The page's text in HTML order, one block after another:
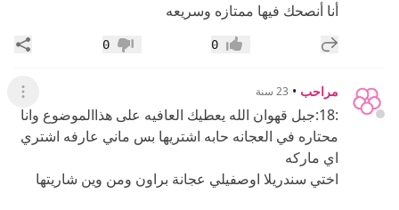
أنا أنصحك فيها ممتازه وسريعه
إضافة رد جديد إعجاب0 عدم إعجاب
0
مراحب • 23 سنة عرض
:18:جبل قهوان الله يعطيك العافيه على هذاالموضوع وانا
محتاره في العجانه حابه اشتريها بس ماني عارفه اشتري
اي ماركه
اختي سندريلا اوصفيلي عجانة براون ومن وين شاريتها